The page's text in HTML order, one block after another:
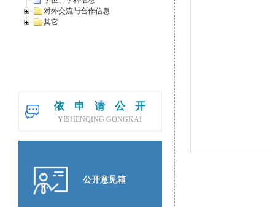
对外交流与合作信息
其它
依申请公开
YISHENQING GONGKAI
公开意见箱